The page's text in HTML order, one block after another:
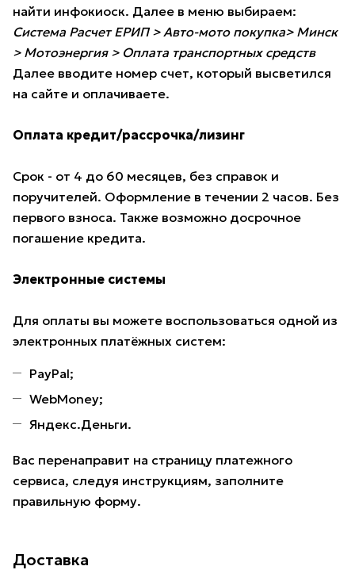
найти инфокиоск. Далее в меню выбираем:
Система Расчет ЕРИП > Авто-мото покупка> Минск
> Мотоэнергия > Оплата транспортных средств
Далее вводите номер счет, который высветился
на сайте и оплачиваете.
Оплата кредит/рассрочка/лизинг
Срок - от 4 до 60 месяцев, без справок и
поручителей. Оформление в течении 2 часов. Без
первого взноса. Также возможно досрочное
погашение кредита.
Электронные системы
Для оплаты вы можете воспользоваться одной из
электронных платёжных систем:
PayPal;
WebMoney;
Яндекс.Деньги.
Вас перенаправит на страницу платежного
сервиса, следуя инструкциям, заполните
правильную форму.
Доставка